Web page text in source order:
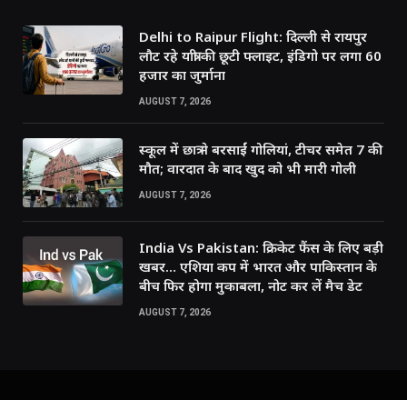
Delhi to Raipur Flight: दिल्ली से रायपुर
लौट रहे यात्री की छूटी फ्लाइट, इंडिगो पर लगा 60
हजार का जुर्माना
AUGUST 7, 2026
स्कूल में छात्र ने बरसाईं गोलियां, टीचर समेत 7 की
मौत; वारदात के बाद खुद को भी मारी गोली
AUGUST 7, 2026
India Vs Pakistan: क्रिकेट फैंस के लिए बड़ी
खबर… एशिया कप में भारत और पाकिस्तान के
बीच फिर होगा मुकाबला, नोट कर लें मैच डेट
AUGUST 7, 2026